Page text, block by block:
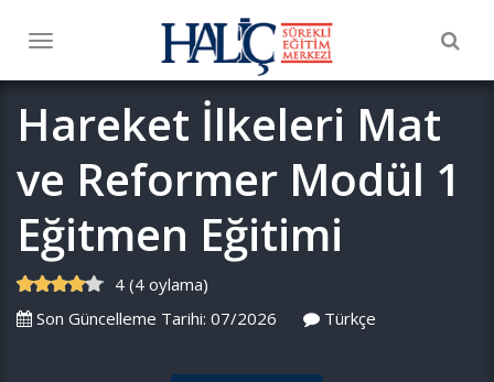
Toggle
Hareket İlkeleri Mat
ve Reformer Modül 1
Eğitmen Eğitimi
4 (4 oylama)
Son Güncelleme Tarihi: 07/2026
Türkçe